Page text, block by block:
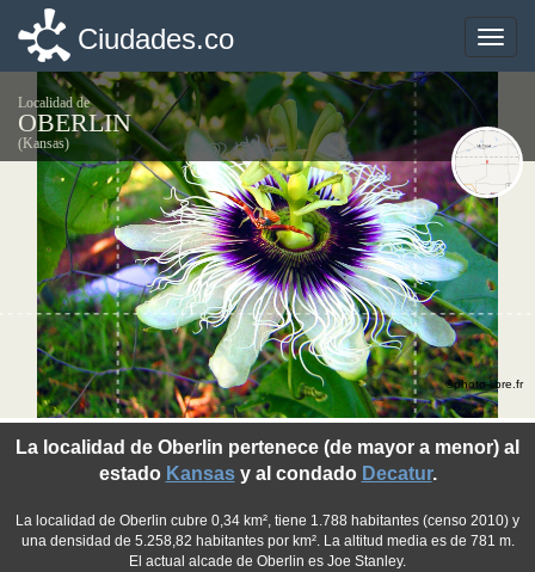
Toggle
Ciudades.co
Localidad de
OBERLIN
(Kansas)
La localidad de Oberlin pertenece (de mayor a menor) al
estado Kansasy al condado Decatur.
La localidad de Oberlin cubre 0,34 km², tiene 1.788 habitantes (censo 2010) y
una densidad de 5.258,82 habitantes por km². La altitud media es de 781 m.
El actual alcade de Oberlin es Joe Stanley.
©photo-libre.fr
Toggle
Ciudades.co